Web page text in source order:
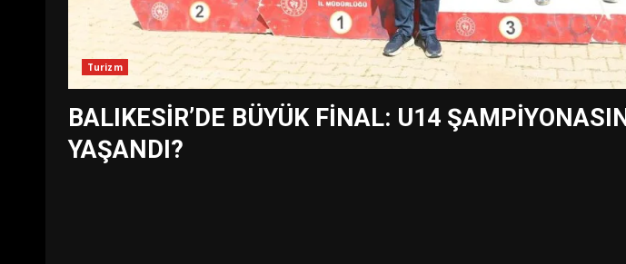
Turizm
BALIKESİR’DE BÜYÜK FİNAL: U14
YAŞANDI?